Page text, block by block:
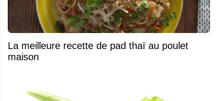
La meilleure recette de pad thaï au poulet
maison